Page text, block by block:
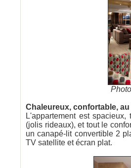
Chaleureux, confortable,
L'appartement est
(jolis rideaux), et tout le
un canapé-lit convertible 2
TV satellite et écran plat.